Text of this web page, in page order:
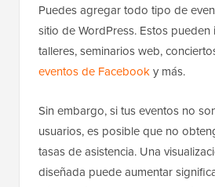
Puedes agregar todo tipo de
sitio de WordPress. Estos pueden
talleres, seminarios web,
eventos de Facebooky más.
Sin embargo, si tus eventos no
usuarios, es posible que no
tasas de asistencia. Una
diseñada puede aumentar